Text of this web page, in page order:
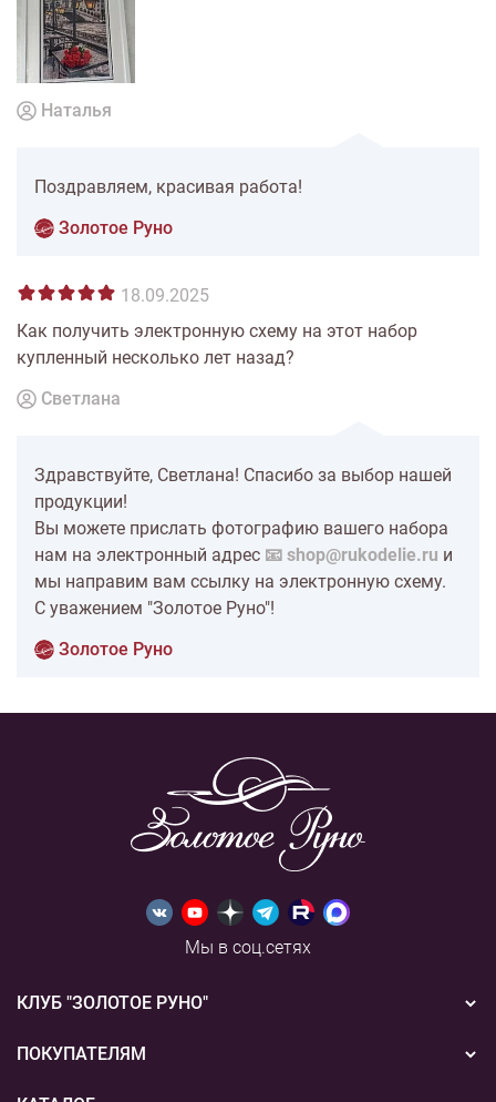
Наталья
Поздравляем, красивая работа!
Золотое Руно
18.09.2025
Как получить электронную схему на этот набор
купленный несколько лет назад?
Светлана
Здравствуйте, Светлана! Спасибо за выбор нашей
продукции!
Вы можете прислать фотографию вашего набора
нам на электронный адрес 📧 shop@rukodelie.ru и
мы направим вам ссылку на электронную схему.
С уважением "Золотое Руно"!
Золотое Руно
Мы в соц.сетях
КЛУБ "ЗОЛОТОЕ РУНО"
Новости
Акции
ПОКУПАТЕЛЯМ